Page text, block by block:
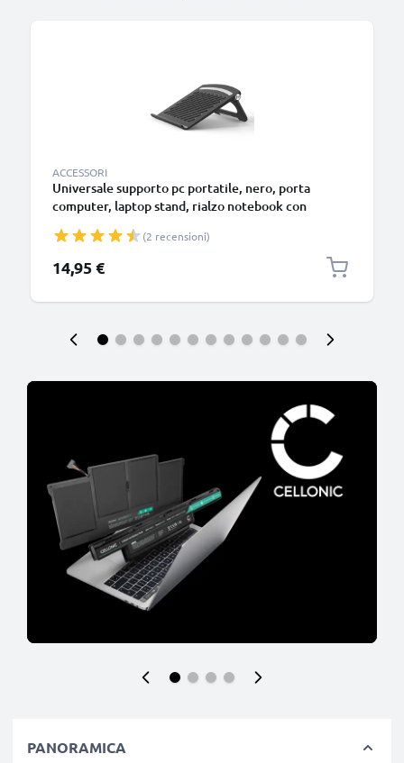
ACCESSORI
Universale supporto pc portatile, nero, porta
computer, laptop stand, rialzo notebook con
più comoda – per portatile da 13” ai 17,3 pollici
(2 recensioni)
14,95 €
PANORAMICA